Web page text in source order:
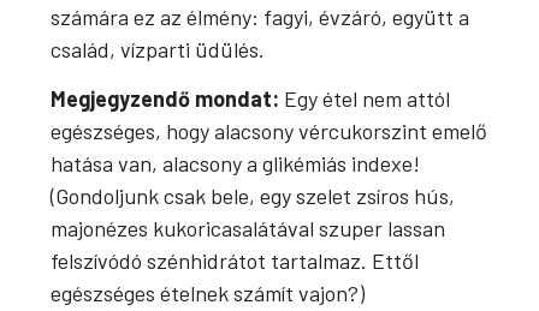
számára ez az élmény: fagyi, évzáró, együtt a
család, vízparti üdülés.
Megjegyzendő mondat: Egy étel nem attól
egészséges, hogy alacsony vércukorszint emelő
hatása van, alacsony a glikémiás indexe!
(Gondoljunk csak bele, egy szelet zsíros hús,
majonézes kukoricasalátával szuper lassan
felszívódó szénhidrátot tartalmaz. Ettől
egészséges ételnek számít vajon?)